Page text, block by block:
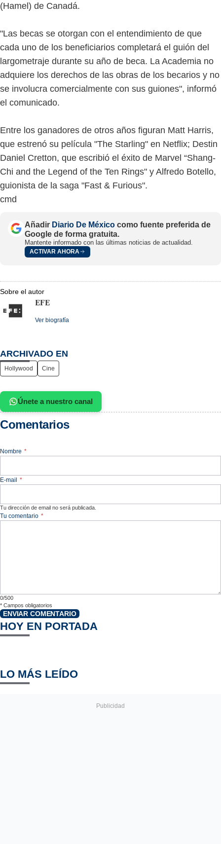
(Hamel) de Canadá.
"Las becas se otorgan con el entendimiento de que
cada uno de los beneficiarios completará el guión del
largometraje durante su año de beca. La Academia no
adquiere los derechos de las obras de los becarios y no
se involucra comercialmente con sus guiones", informó
el comunicado.
Entre los ganadores de otros años figuran Matt Harris,
que estrenó su película "The Starling" en Netflix; Destin
Daniel Cretton, que escribió el éxito de Marvel “Shang-
Chi and the Legend of the Ten Rings" y Alfredo Botello,
guionista de la saga "Fast & Furious".
cmd
Añadir Diario De México como fuente preferida de
Google de forma gratuita.
Mantente informado con las últimas noticias de actualidad.
ACTIVAR AHORA
Sobre el autor
EFE
Ver biografía
ARCHIVADO EN
Hollywood Cine
Únete a nuestro canal
Comentarios
Nombre *
E-mail *
Tu dirección de email no será publicada.
Tu comentario *
0/500
* Campos obligatorios
ENVIAR COMENTARIO
HOY EN PORTADA
LO MÁS LEÍDO